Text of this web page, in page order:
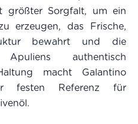
größter Sorgfalt, um ein
erzeugen, das Frische,
bewahrt und die
authentisch
macht Galantino
festen Referenz für